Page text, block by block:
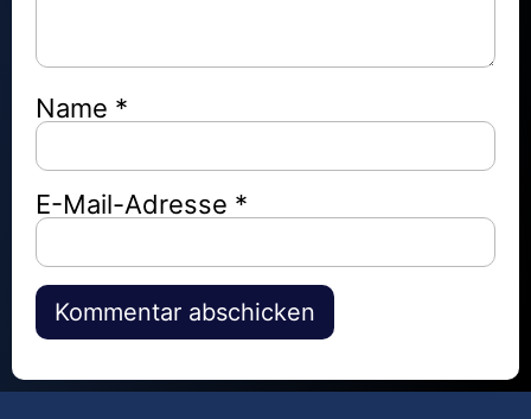
Name *
E-Mail-Adresse *
Alternative: